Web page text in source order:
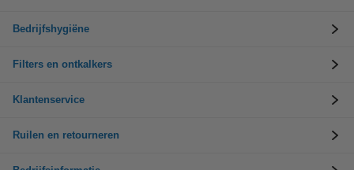
Bedrijfshygiëne
Filters en ontkalkers
Klantenservice
Ruilen en retourneren